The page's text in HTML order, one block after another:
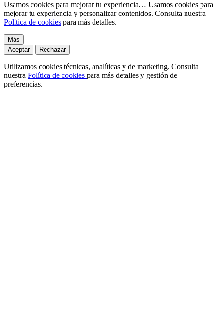
Usamos cookies para mejorar tu experiencia… Usamos cookies para
mejorar tu experiencia y personalizar contenidos. Consulta nuestra
Política de cookies para más detalles.
Más
Aceptar
Rechazar
Utilizamos cookies técnicas, analíticas y de marketing. Consulta
nuestra Política de cookies para más detalles y gestión de
preferencias.